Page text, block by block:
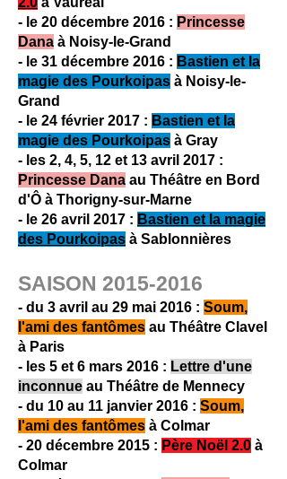
- le 20 décembre 2016 : Princesse
Dana à Noisy-le-Grand
- le 31 décembre 2016 : Bastien et la
magie des Pourkoipas à Noisy-le-
Grand
- le 24 février 2017 : Bastien et la
magie des Pourkoipas à Gray
- les 2, 4, 5, 12 et 13 avril 2017 :
Princesse Dana au Théâtre en Bord
d'Ô à Thorigny-sur-Marne
- le 26 avril 2017 : Bastien et la magie
des Pourkoipas à Sablonnières
SAISON 2015-2016
- du 3 avril au 29 mai 2016 : Soum,
l'ami des fantômes au Théâtre Clavel
à Paris
- les 5 et 6 mars 2016 : Lettre d'une
inconnue au Théâtre de Mennecy
- du 10 au 11 janvier 2016 : Soum,
l'ami des fantômes à Colmar
- 20 décembre 2015 : Père Noël 2.0 à
Colmar